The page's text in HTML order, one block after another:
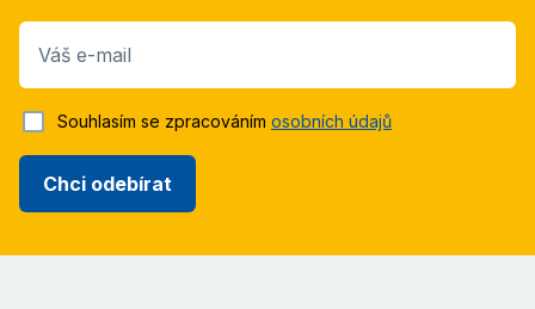
Váš e-mail
Chci odebírat
Souhlasím se zpracováním osobních údajů